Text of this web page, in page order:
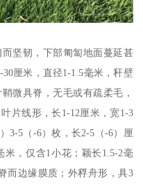
坚韧，下部匍匐地面蔓延甚
厘米，直径1-1.5毫米，秆壁
微具脊，无毛或有疏柔毛，
片线形，长1-12厘米，宽1-3
3-5（-6）枚，长2-5（-6）厘
，仅含1小花；颖长1.5-2毫
而边缘膜质；外稃舟形，具3